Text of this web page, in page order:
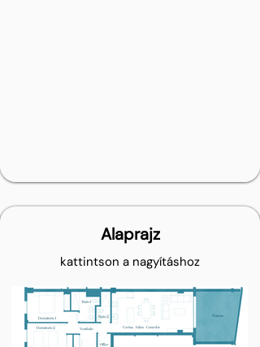
Alaprajz
kattintson a nagyításhoz